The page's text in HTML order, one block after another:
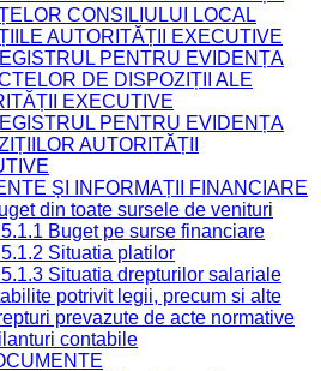
CONSILIULUI LOCAL
AUTORITĂȚII EXECUTIVE
PENTRU EVIDENȚA
DE DISPOZIȚII ALE
EXECUTIVE
PENTRU EVIDENȚA
AUTORITĂȚII
ȘI INFORMAȚII FINANCIARE
din toate sursele de venituri
Buget pe surse financiare
Situatia platilor
Situatia drepturilor salariale
potrivit legii, precum si alte
prevazute de acte normative
contabile